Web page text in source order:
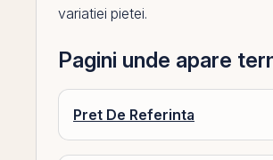
variatiei pietei.
Pagini unde apare
Pret De Referinta